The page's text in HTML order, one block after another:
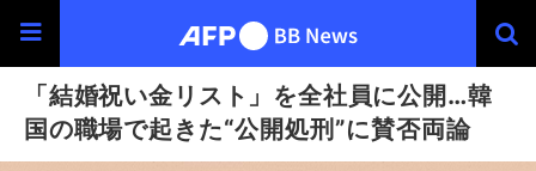
「結婚祝い金リスト」を全社員に公開…韓
国の職場で起きた“公開処刑”に賛否両論